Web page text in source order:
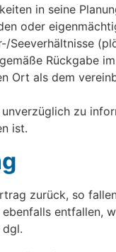
in seine
oder
Seeverhältnisse
Rückgabe
Ort als dem
zu
ist.
zurück, so
entfallen,
dgl.